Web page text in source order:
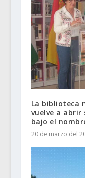
La biblioteca
vuelve a abrir
bajo el
20 de marzo del